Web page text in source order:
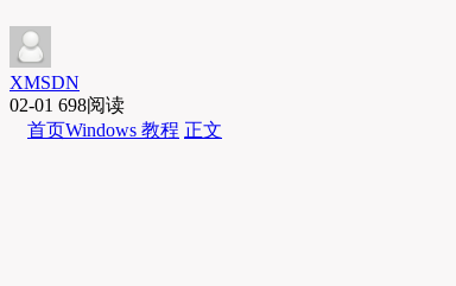
XMSDN
02-01 698阅读
首页Windows 教程 正文